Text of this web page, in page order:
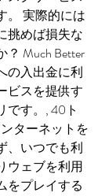
。 実際的には
挑めば損失な
Much Better
の入出金に利
ビスを提供す
です。, 40ト
ターネットを
、いつでも利
ウェブを利用
をプレイする